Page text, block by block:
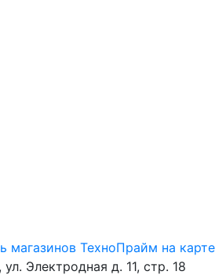
ул. Электродная д. 11, стр. 18